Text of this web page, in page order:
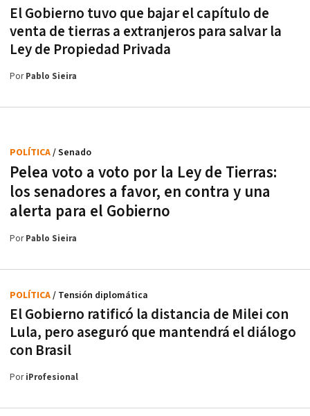
El Gobierno tuvo que bajar el capítulo de
venta de tierras a extranjeros para salvar la
Ley de Propiedad Privada
PorPablo Sieira
Pelea voto a voto por la Ley de Tierras:
los senadores a favor, en contra y una
alerta para el Gobierno
POLÍTICA/ Senado
PorPablo Sieira
El Gobierno ratificó la distancia de Milei con
Lula, pero aseguró que mantendrá el diálogo
con Brasil
POLÍTICA/ Tensión diplomática
PoriProfesional